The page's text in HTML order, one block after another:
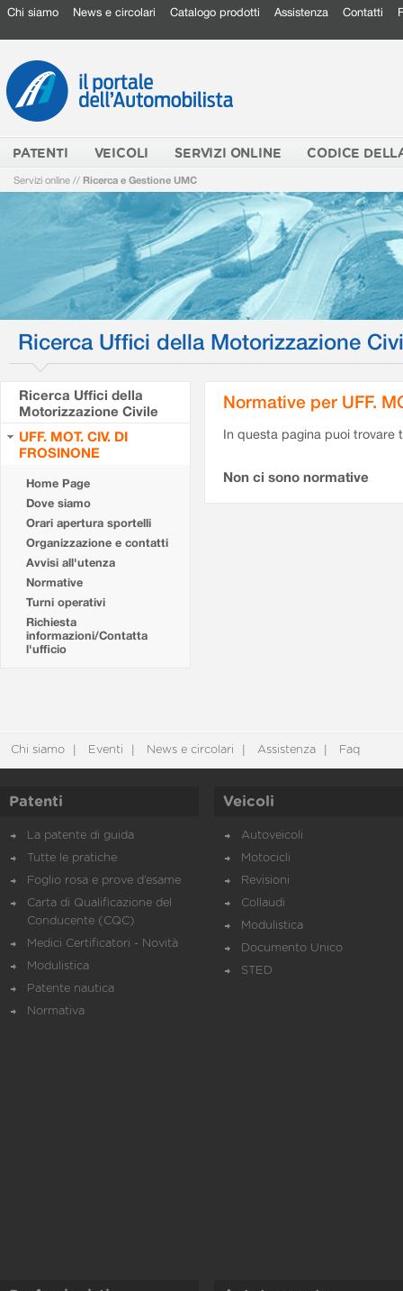
Chi siamo News e circolari Catalogo prodotti Assistenza Contatti
PATENTI VEICOLI SERVIZI ONLINE CODICE
Servizi online // Ricerca e Gestione UMC
Ricerca Uffici della Motorizzazione
Ricerca Uffici della
Motorizzazione Civile
UFF. MOT. CIV. DI
FROSINONE
Home Page
Dove siamo
Orari apertura sportelli
Organizzazione e contatti
Avvisi all'utenza
Normative
Turni operativi
Richiesta
informazioni/Contatta
l'ufficio
Normative per UFF.
In questa pagina puoi
Non ci sono normative
Chi siamo Eventi News e circolari Assistenza Faq
Patenti
La patente di guida
Tutte le pratiche
Foglio rosa e prove d’esame
Carta di Qualificazione del
Conducente (CQC)
Medici Certificatori - Novità
Modulistica
Patente nautica
Normativa
Veicoli
Autoveicoli
Motocicli
Revisioni
Collaudi
Modulistica
Documento Unico
STED